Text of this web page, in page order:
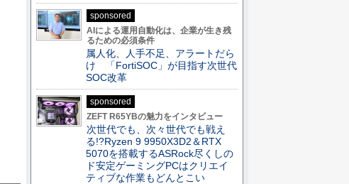
sponsored
AIによる運用自動化は、企業が生き残
るための必須条件
属人化、人手不足、アラートだら
け 「FortiSOC」が目指す次世代
SOC改革
sponsored
ZEFT R65YBの魅力をインタビュー
次世代でも、次々世代でも戦え
る!?Ryzen 9 9950X3D2＆RTX
5070を搭載するASRock尽くしの
ド安定ゲーミングPCはクリエイ
ティブな作業もどんとこい